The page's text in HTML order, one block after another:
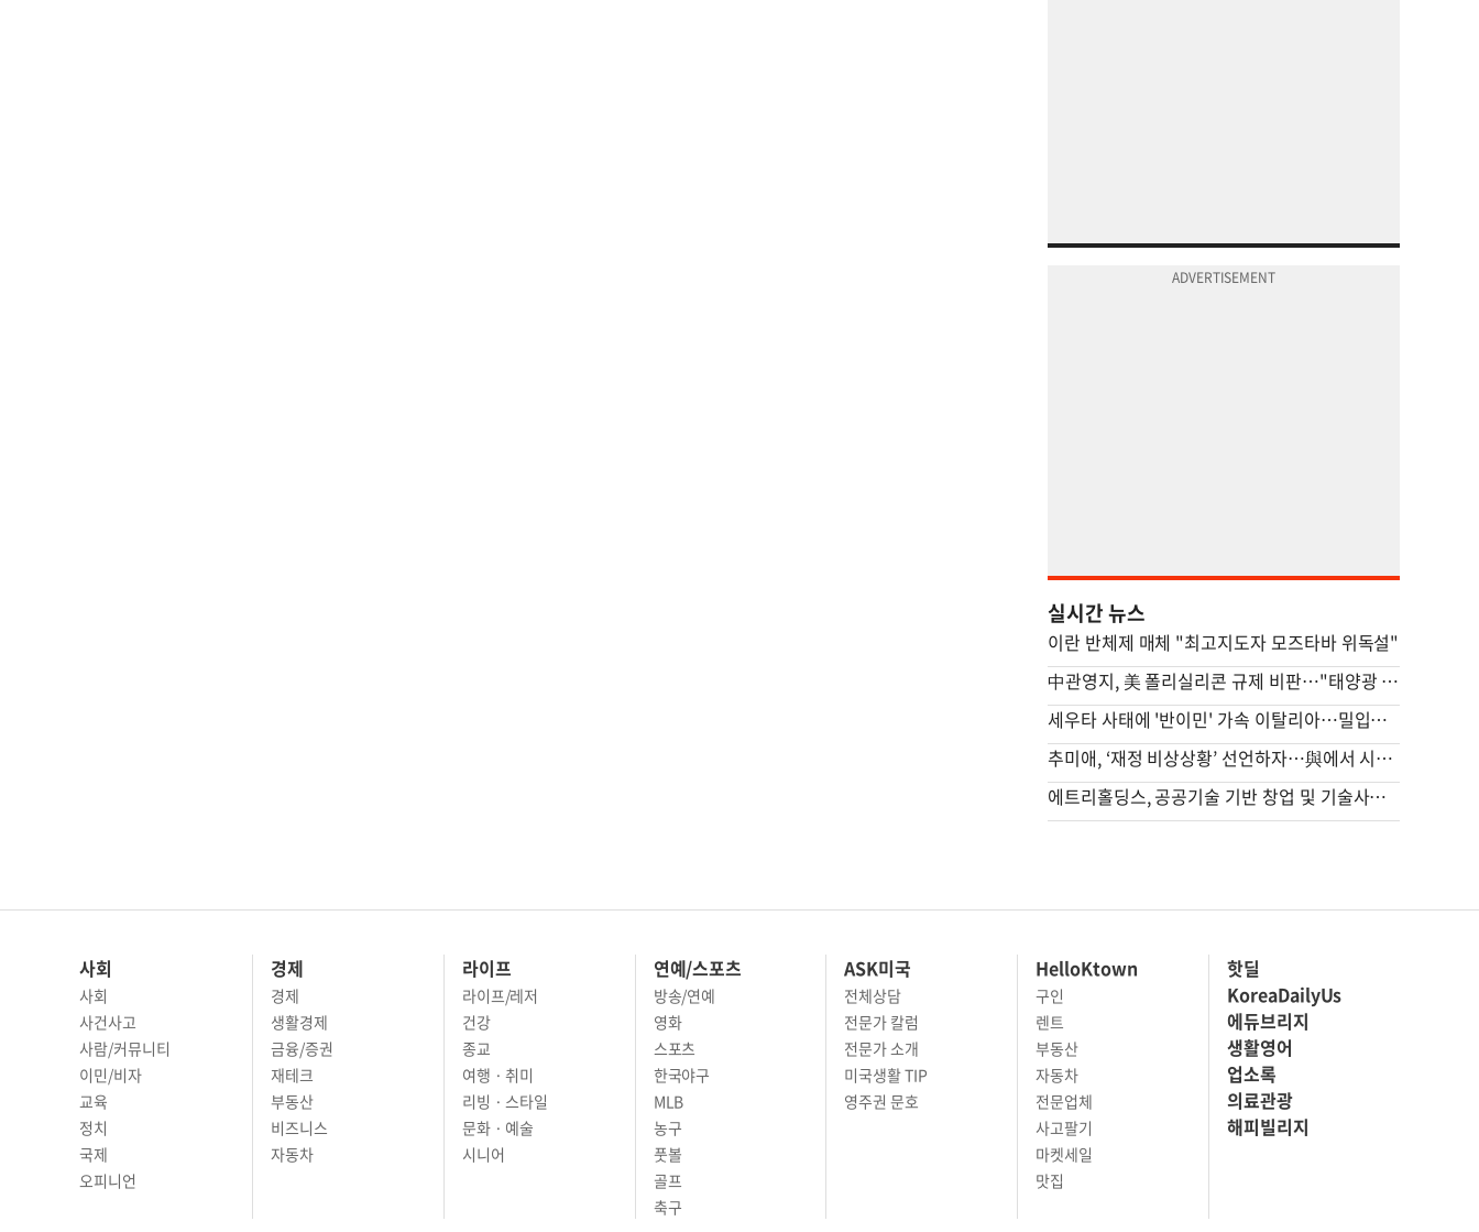
실시간 뉴스
이란 반체제 매체 "최고지도자 모즈타바 위독설"
中관영지, 美 폴리실리콘 규제 비판…"태양광 비용 높일 자충수"(종합)
세우타 사태에 '반이민' 가속 이탈리아…밀입국 조직 적발
추미애, ‘재정 비상상황’ 선언하자…與에서 시선 곱지않은 까닭
에트리홀딩스, 공공기술 기반 창업 및 기술사업화 촉진 지원
사회
사회
사건사고
사람/커뮤니티
이민/비자
교육
정치
국제
오피니언
경제
경제
생활경제
금융/증권
재테크
부동산
비즈니스
자동차
라이프
라이프/레저
건강
종교
여행 · 취미
리빙 · 스타일
문화 · 예술
시니어
연예/스포츠
방송/연예
영화
스포츠
한국야구
MLB
농구
풋볼
골프
축구
ASK미국
전체상담
전문가 칼럼
전문가 소개
미국생활 TIP
영주권 문호
HelloKtown
구인
렌트
부동산
자동차
전문업체
사고팔기
마켓세일
맛집
핫딜
KoreaDailyUs
에듀브리지
생활영어
업소록
의료관광
해피빌리지